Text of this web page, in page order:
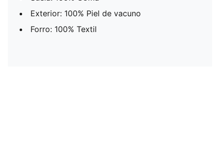
Exterior: 100% Piel de vacuno
Forro: 100% Textil